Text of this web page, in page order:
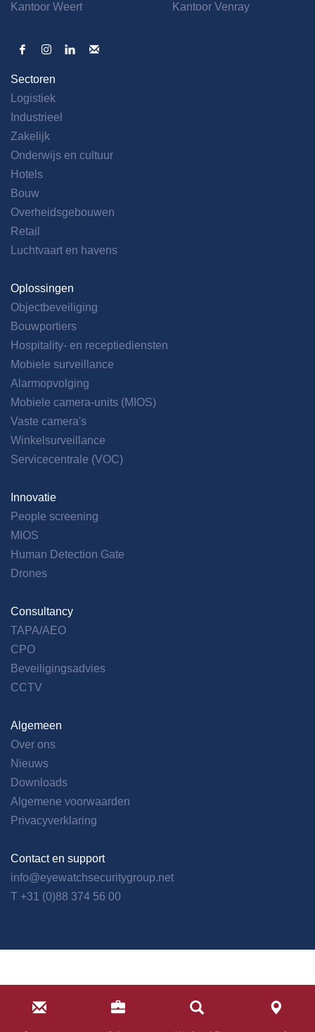
Kantoor WeertKantoor Venray
Sectoren
Logistiek
Industrieel
Zakelijk
Onderwijs en cultuur
Hotels
Bouw
Overheidsgebouwen
Retail
Luchtvaart en havens
Oplossingen
Objectbeveiliging
Bouwportiers
Hospitality- en receptiediensten
Mobiele surveillance
Alarmopvolging
Mobiele camera-units (MIOS)
Vaste camera's
Winkelsurveillance
Servicecentrale (VOC)
Innovatie
People screening
MIOS
Human Detection Gate
Drones
Consultancy
TAPA/AEO
CPO
Beveiligingsadvies
CCTV
Algemeen
Over ons
Nieuws
Downloads
Algemene voorwaarden
Privacyverklaring
Contact en support
info@eyewatchsecuritygroup.net
T +31 (0)88 374 56 00
© Eye Watch Security Group BV 2024 | This website is hosted by